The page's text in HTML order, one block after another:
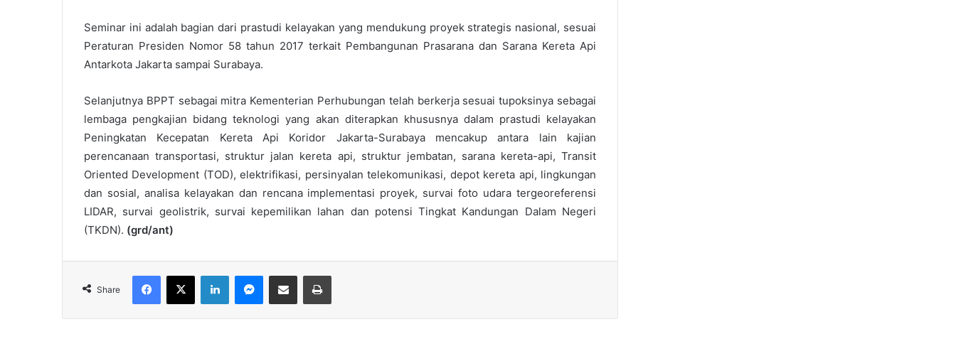
Seminar ini adalah bagian dari prastudi kelayakan yang mendukung proyek strategis nasional, sesuai
Peraturan Presiden Nomor 58 tahun 2017 terkait Pembangunan Prasarana dan Sarana Kereta Api
Antarkota Jakarta sampai Surabaya.
Selanjutnya BPPT sebagai mitra Kementerian Perhubungan telah berkerja sesuai tupoksinya sebagai
lembaga pengkajian bidang teknologi yang akan diterapkan khususnya dalam prastudi kelayakan
Peningkatan Kecepatan Kereta Api Koridor Jakarta-Surabaya mencakup antara lain kajian
perencanaan transportasi, struktur jalan kereta api, struktur jembatan, sarana kereta-api, Transit
Oriented Development (TOD), elektrifikasi, persinyalan telekomunikasi, depot kereta api, lingkungan
dan sosial, analisa kelayakan dan rencana implementasi proyek, survai foto udara tergeoreferensi
LIDAR, survai geolistrik, survai kepemilikan lahan dan potensi Tingkat Kandungan Dalam Negeri
(TKDN). (grd/ant)
Share